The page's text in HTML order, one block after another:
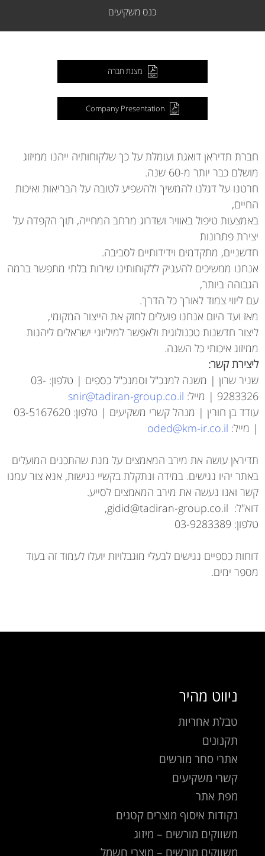
כנס משקיעים
מצגת חברה
Company Presentation
חברת תדיראן דואגת ועומלת על כך שלקוחותיה ייהנו ממיזוג
מושלם כבר יותר מ-60 שנה.
חרטנו על דגלנו להמשיך ולהשפיע לטובה על הבריאות ואיכות
החיים,
באמצעות טיפול באוויר ושדרוג מרחב המחייה, תוך הקפדה על
יצירת פתרונות
חדשניים, מתקדמים וידידותיים לסביבה.
אנחנו ממשיכים להעניק ללקוחותינו שירות בלתי מתפשר ברמה
הגבוהה ביותר,
עם ליווי צמוד לאורך כל הדרך.
מאז ועד היום אנחנו פועלים לחזק את הייצור המקומי,
ליצור חדשנות טכנולוגית ולאפשר למיליוני ישראלים ליהנות
ממיזוג איכותי כל השנה.
ליצירת קשר:
שניר שרון | משנה למנכ"ל וסמנכ"ל כספים | טלפון: 03-
9283326 | מייל:
snir@tadiran-group.co.il
עודד בן חורין
| מנהל קשרי משקיעים | טלפון: 03-5167620
| מייל: oded@km-ir.co.il
תדיראן עושה את מירב המאמצים על מנת שהתכנים המועלים
באתר יהיו נגישים. במידה ונתקלת בקשיי נגישות, אנא צור עמנו
קשר ואנו נעשה את מירב המאמצים לסייע.
דוא"ל: gidid@tadiran-group.co.il,
טלפון: 03-9283389
דוחות כספיים נגישים לבעלי מוגבלויות יועלו לעמוד זה בעוד
מספר ימים.
ניווט מהיר
טבלת אחריות
תקנונים
אתרי סחר מורשים
קשרי משקיעים
מפת אתר
נקודות איסוף מוצרים קטנים
משווקים מורשים – מיזוג
משווקים מורשים – מוצרי חשמל